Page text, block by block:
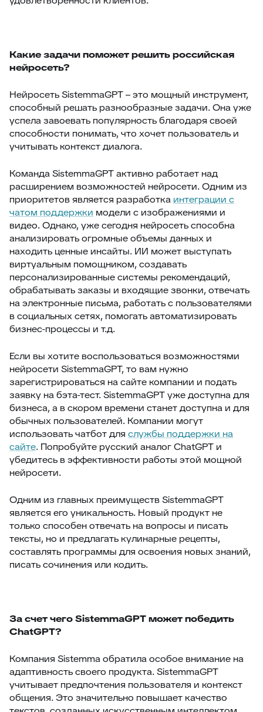
Какие задачи поможет решить российская
нейросеть?
Нейросеть SistemmaGPT – это мощный инструмент,
способный решать разнообразные задачи. Она уже
успела завоевать популярность благодаря своей
способности понимать, что хочет пользователь и
учитывать контекст диалога.
Команда SistemmaGPT активно работает над
расширением возможностей нейросети. Одним из
приоритетов является разработка интеграции с
чатом поддержки модели с изображениями и
видео. Однако, уже сегодня нейросеть способна
анализировать огромные объемы данных и
находить ценные инсайты. ИИ может выступать
виртуальным помощником, создавать
персонализированные системы рекомендаций,
обрабатывать заказы и входящие звонки, отвечать
на электронные письма, работать с пользователями
в социальных сетях, помогать автоматизировать
бизнес-процессы и т.д.
Если вы хотите воспользоваться возможностями
нейросети SistemmaGPT, то вам нужно
зарегистрироваться на сайте компании и подать
заявку на бэта-тест. SistemmaGPT уже доступна для
бизнеса, а в скором времени станет доступна и для
обычных пользователей. Компании могут
использовать чатбот для службы поддержки на
сайте. Попробуйте русский аналог ChatGPT и
убедитесь в эффективности работы этой мощной
нейросети.
Одним из главных преимуществ SistemmaGPT
является его уникальность. Новый продукт не
только способен отвечать на вопросы и писать
тексты, но и предлагать кулинарные рецепты,
составлять программы для освоения новых знаний,
писать сочинения или кодить.
За счет чего SistemmaGPT может победить
ChatGPT?
Компания Sistemma обратила особое внимание на
адаптивность своего продукта. SistemmaGPT
учитывает предпочтения пользователя и контекст
общения. Это значительно повышает качество